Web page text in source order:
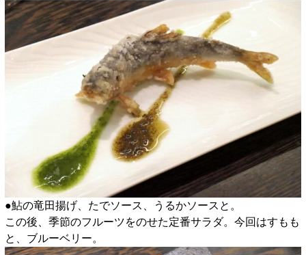
●鮎の竜田揚げ、たでソース、うるかソースと。
この後、季節のフルーツをのせた定番サラダ。今回はすもも
と、ブルーベリー。